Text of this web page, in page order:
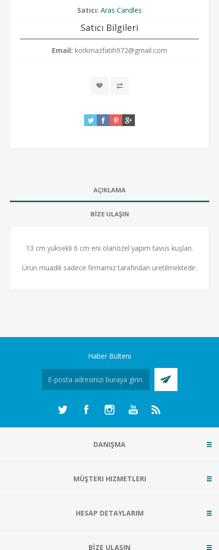
Satıcı: Aras Candles
Satıcı Bilgileri
Email: korkmazfatih972@gmail.com
AÇIKLAMA
BİZE ULAŞIN
13 cm yuksekli 6 cm eni olanözel yapım tavus kuşları.
Ürün muadili sadece firmamız tarafından uretilmektedir.
Haber Bülteni
DANIŞMA
MÜŞTERI HIZMETLERI
HESAP DETAYLARIM
BİZE ULAŞIN